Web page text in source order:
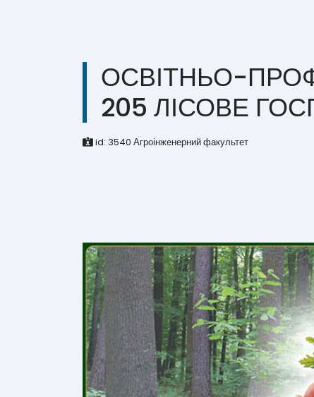
ОСВІТНЬО-
205 ЛІСОВЕ
id: 3540 Агроінженерний факультет